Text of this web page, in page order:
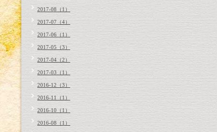
2017-08（1）
2017-07（4）
2017-06（1）
2017-05（3）
2017-04（2）
2017-03（1）
2016-12（3）
2016-11（1）
2016-10（1）
2016-08（1）